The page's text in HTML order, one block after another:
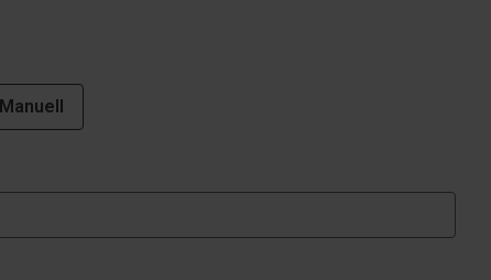
Manuell